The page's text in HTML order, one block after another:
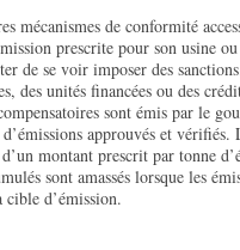
mécanismes de conformité
prescrite pour son usine ou
de se voir imposer des
des unités financées ou des
sont émis par le
approuvés et vérifiés.
montant prescrit par tonne
sont amassés lorsque les
d’émission.